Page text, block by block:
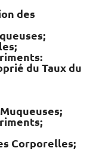
des
du Taux du
Corporelles;